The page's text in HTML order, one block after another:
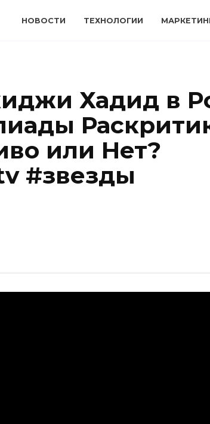
НОВОСТИ ТЕХНОЛОГИИ
Хадид в
или Нет?
#звезды